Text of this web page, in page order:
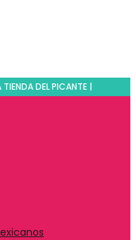
DEL PICANTE |